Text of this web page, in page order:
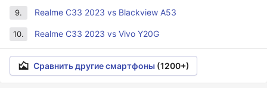
9. Realme C33 2023 vs Blackview A53
10. Realme C33 2023 vs Vivo Y20G
Сравнить другие смартфоны (1200+)